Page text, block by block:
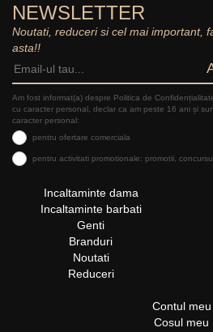
NEWSLETTER
Noutati, reduceri si cel mai important,
asta!!
Am fost informat(a) despre Politica de
cu caracter personal, declar ca am peste 16 ani și
caracter personal:
pentru ofertare comerciala
pentru activitati promotionale: promotii,
Incaltaminte dama
Incaltaminte barbati
Genti
Branduri
Noutati
Reduceri
Contul meu
Cosul meu